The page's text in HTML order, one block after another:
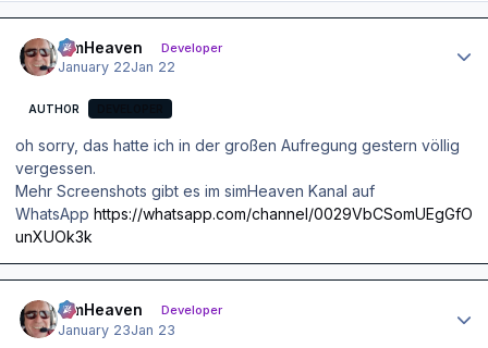
simHeaven Developer
January 22Jan 22
AUTHOR
oh sorry, das hatte ich in der großen Aufregung gestern völlig
vergessen.
Mehr Screenshots gibt es im simHeaven Kanal auf
WhatsApp https://whatsapp.com/channel/0029VbCSomUEgGfO
unXUOk3k
simHeaven Developer
January 23Jan 23